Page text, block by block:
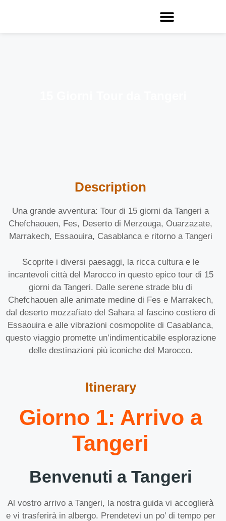
Description
Una grande avventura: Tour di 15 giorni da Tangeri a
Chefchaouen, Fes, Deserto di Merzouga, Ouarzazate,
Marrakech, Essaouira, Casablanca e ritorno a Tangeri
Scoprite i diversi paesaggi, la ricca cultura e le
incantevoli città del Marocco in questo epico tour di 15
giorni da Tangeri. Dalle serene strade blu di
Chefchaouen alle animate medine di Fes e Marrakech,
dal deserto mozzafiato del Sahara al fascino costiero di
Essaouira e alle vibrazioni cosmopolite di Casablanca,
questo viaggio promette un’indimenticabile esplorazione
delle destinazioni più iconiche del Marocco.
Itinerary
Giorno 1: Arrivo a
Tangeri
Benvenuti a Tangeri
Al vostro arrivo a Tangeri, la nostra guida vi accoglierà
e vi trasferirà in albergo. Prendetevi un po’ di tempo per